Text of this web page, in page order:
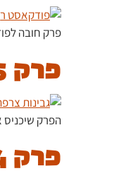
פרק חובה
פרק 5 | גבינות צרפתיות, כל מה שלא ידעת
הפרק שיכניס
פרק 4 | טרוואר Terroir